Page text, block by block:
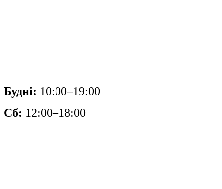
Будні: 10:00–19:00
Сб: 12:00–18:00